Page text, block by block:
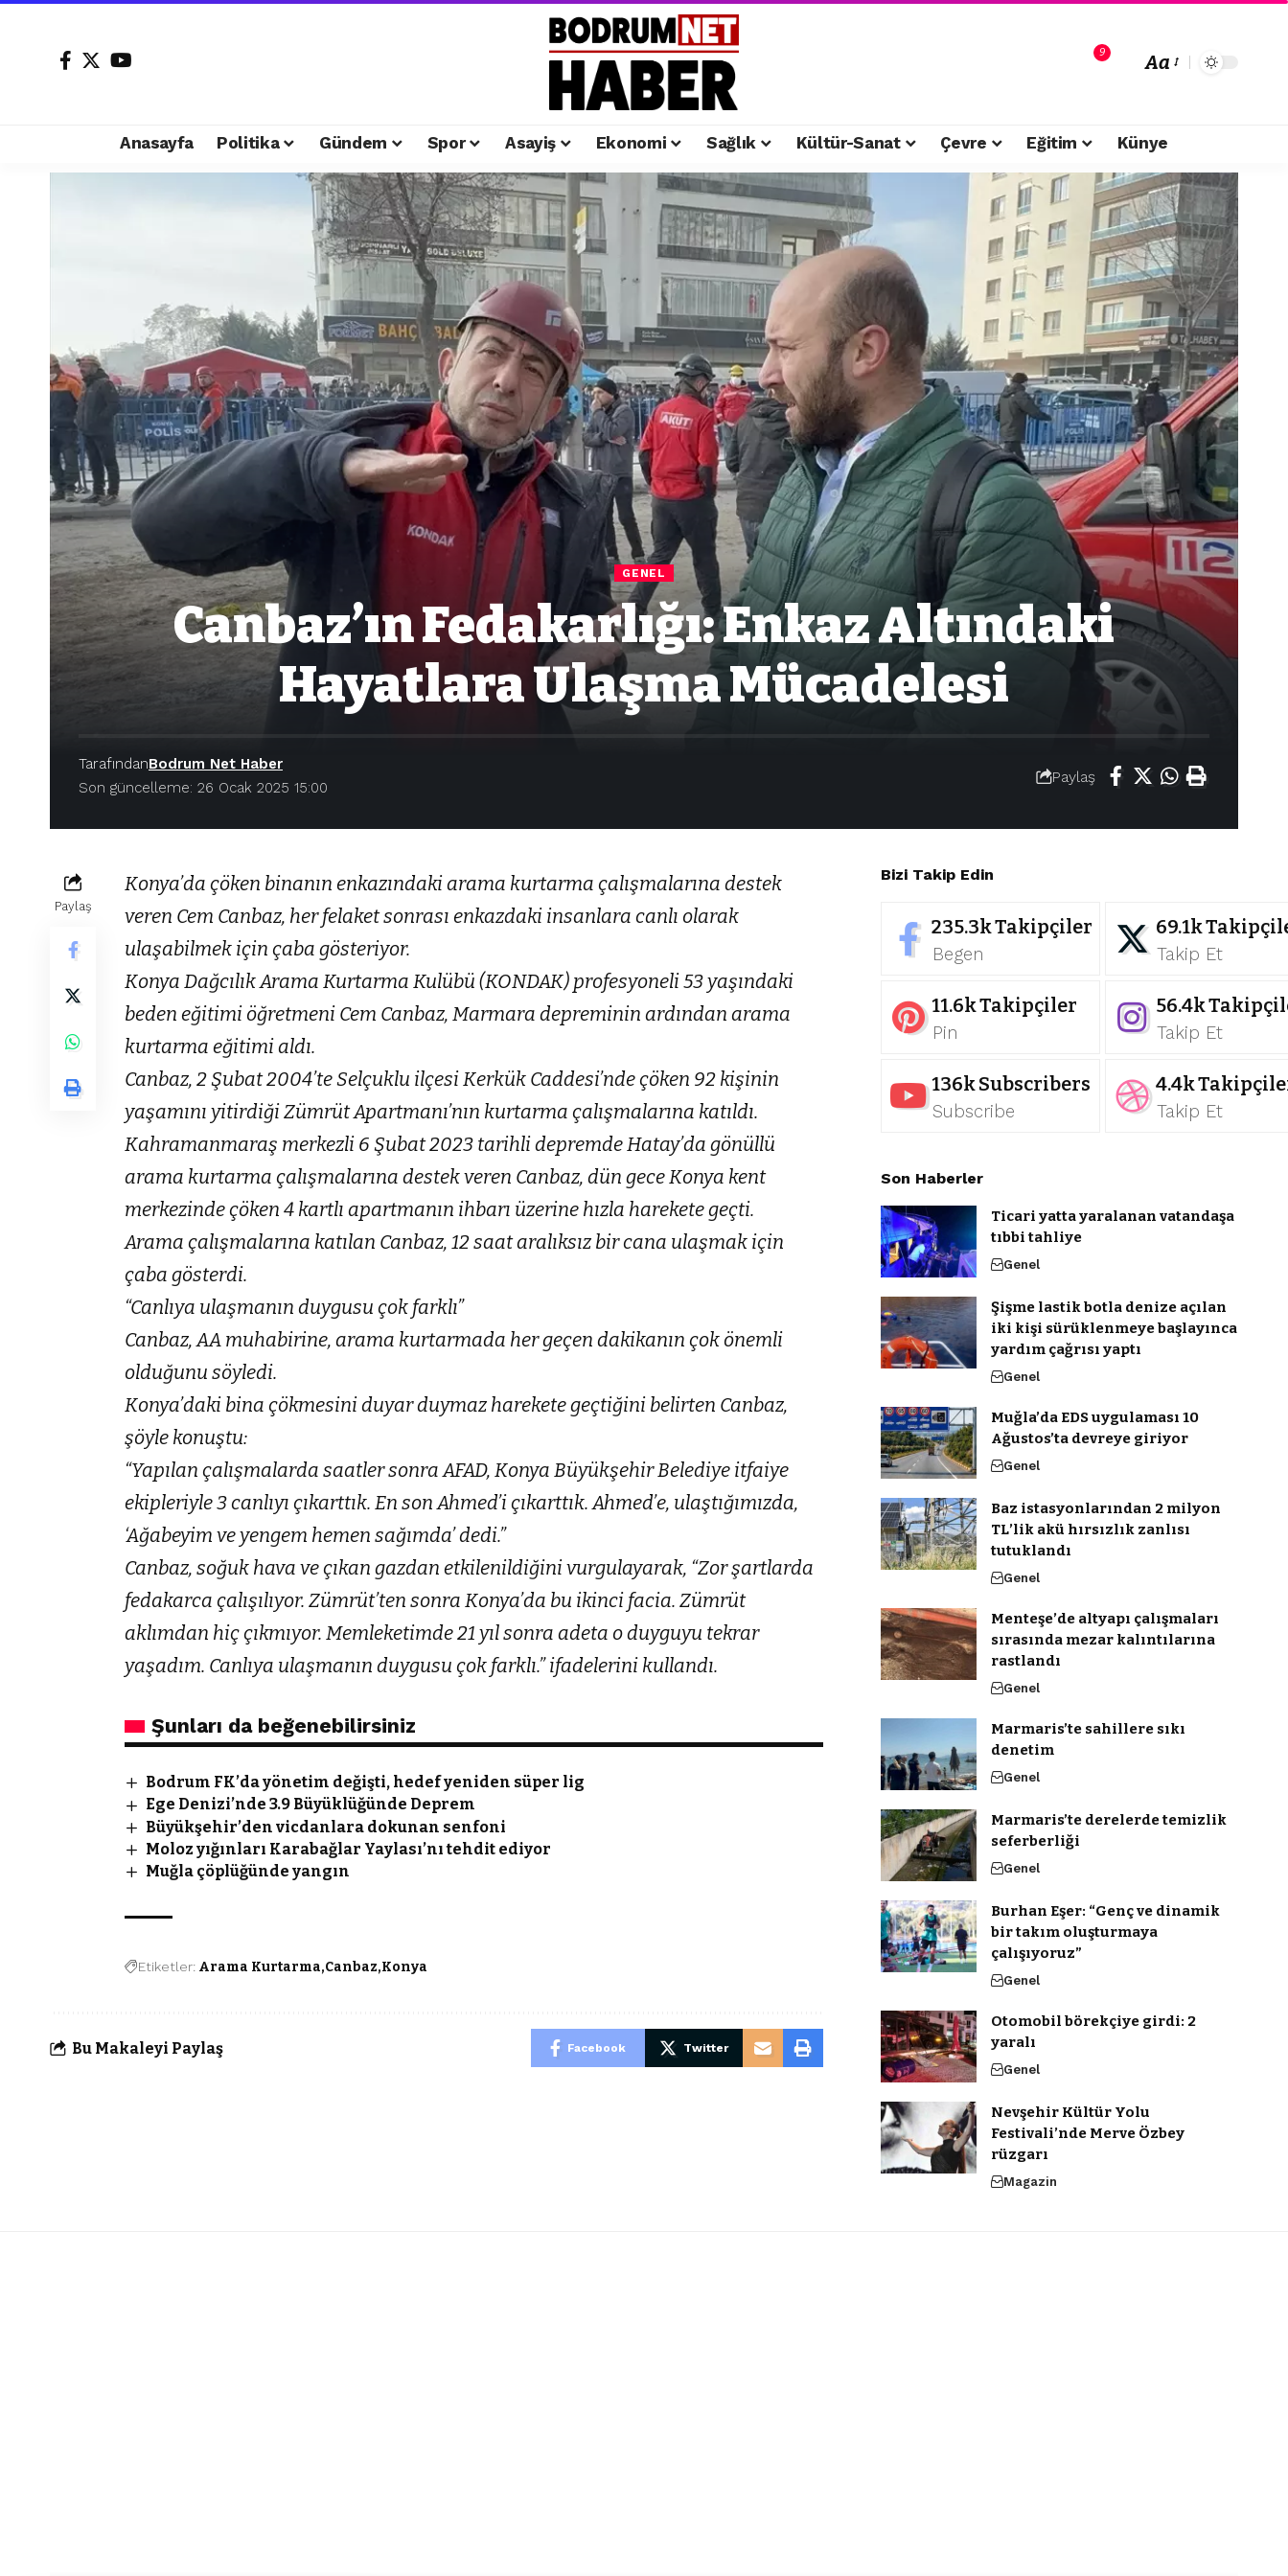
9 Aa
Anasayfa Politika Gündem Spor Asayiş Ekonomi Sağlık Kültür-Sanat Çevre Eğitim Künye
GENEL
Canbaz’ın Fedakarlığı: Enkaz Altındaki
Hayatlara Ulaşma Mücadelesi
Son güncelleme: 26 Ocak 2025 15:00
TarafındanBodrum Net Haber
Paylaş
Paylaş
Konya’da çöken binanın enkazındaki arama kurtarma çalışmalarına destek
veren Cem Canbaz, her felaket sonrası enkazdaki insanlara canlı olarak
ulaşabilmek için çaba gösteriyor.
Konya Dağcılık Arama Kurtarma Kulübü (KONDAK) profesyoneli 53 yaşındaki
beden eğitimi öğretmeni Cem Canbaz, Marmara depreminin ardından arama
kurtarma eğitimi aldı.
Canbaz, 2 Şubat 2004’te Selçuklu ilçesi Kerkük Caddesi’nde çöken 92 kişinin
yaşamını yitirdiği Zümrüt Apartmanı’nın kurtarma çalışmalarına katıldı.
Kahramanmaraş merkezli 6 Şubat 2023 tarihli depremde Hatay’da gönüllü
arama kurtarma çalışmalarına destek veren Canbaz, dün gece Konya kent
merkezinde çöken 4 kartlı apartmanın ihbarı üzerine hızla harekete geçti.
Arama çalışmalarına katılan Canbaz, 12 saat aralıksız bir cana ulaşmak için
çaba gösterdi.
“Canlıya ulaşmanın duygusu çok farklı”
Canbaz, AA muhabirine, arama kurtarmada her geçen dakikanın çok önemli
olduğunu söyledi.
Konya’daki bina çökmesini duyar duymaz harekete geçtiğini belirten Canbaz,
şöyle konuştu:
“Yapılan çalışmalarda saatler sonra AFAD, Konya Büyükşehir Belediye itfaiye
ekipleriyle 3 canlıyı çıkarttık. En son Ahmed’i çıkarttık. Ahmed’e, ulaştığımızda,
‘Ağabeyim ve yengem hemen sağımda’ dedi.”
Canbaz, soğuk hava ve çıkan gazdan etkilenildiğini vurgulayarak, “Zor şartlarda
fedakarca çalışılıyor. Zümrüt’ten sonra Konya’da bu ikinci facia. Zümrüt
aklımdan hiç çıkmıyor. Memleketimde 21 yıl sonra adeta o duyguyu tekrar
yaşadım. Canlıya ulaşmanın duygusu çok farklı.” ifadelerini kullandı.
Şunları da beğenebilirsiniz
Bodrum FK’da yönetim değişti, hedef yeniden süper lig
Ege Denizi’nde 3.9 Büyüklüğünde Deprem
Büyükşehir’den vicdanlara dokunan senfoni
Moloz yığınları Karabağlar Yaylası’nı tehdit ediyor
Muğla çöplüğünde yangın
Etiketler: Arama Kurtarma Canbaz Konya
Bu Makaleyi Paylaş Facebook Twitter
Bizi Takip Edin
235.3kTakipçiler
Begen
69.1k
Takip Et
11.6kTakipçiler
Pin
56.4k
Takip Et
136kSubscribers
Subscribe
4.4k
Takip Et
Son Haberler
Ticari yatta yaralanan vatandaşa
tıbbi tahliye
Genel
Şişme lastik botla denize açılan
iki kişi sürüklenmeye başlayınca
yardım çağrısı yaptı
Genel
Muğla’da EDS uygulaması 10
Ağustos’ta devreye giriyor
Genel
Baz istasyonlarından 2 milyon
TL’lik akü hırsızlık zanlısı
tutuklandı
Genel
Menteşe’de altyapı çalışmaları
sırasında mezar kalıntılarına
rastlandı
Genel
Marmaris’te sahillere sıkı
denetim
Genel
Marmaris’te derelerde temizlik
seferberliği
Genel
Burhan Eşer: “Genç ve dinamik
bir takım oluşturmaya
çalışıyoruz”
Genel
Otomobil börekçiye girdi: 2
yaralı
Genel
Nevşehir Kültür Yolu
Festivali’nde Merve Özbey
rüzgarı
Magazin